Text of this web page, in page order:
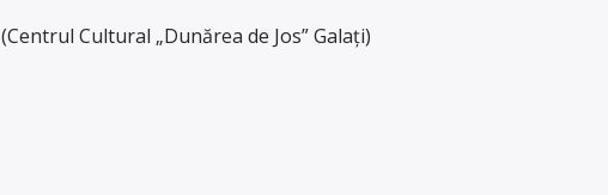
(Centrul Cultural „Dunărea de Jos” Galați)